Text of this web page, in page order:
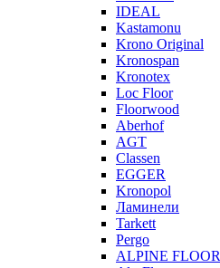
IDEAL
Kastamonu
Krono Original
Kronospan
Kronotex
Loc Floor
Floorwood
Aberhof
AGT
Classen
EGGER
Kronopol
Ламинели
Tarkett
Pergo
ALPINE FLOOR